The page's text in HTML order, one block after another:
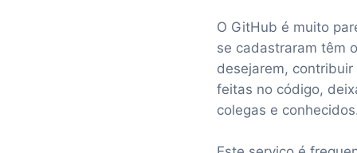
O GitHub é muito
se cadastraram têm
desejarem,
feitas no código,
colegas e